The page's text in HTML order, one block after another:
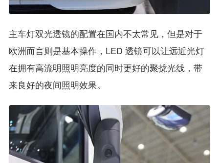
主车灯双光透镜的配置在国内不太常见，但是对于
欧洲而言则是基本操作，LED 透镜可以让远近光灯
在拥有高流明照明亮度的同时更好的聚拢光线，带
来良好的夜间照明效果。